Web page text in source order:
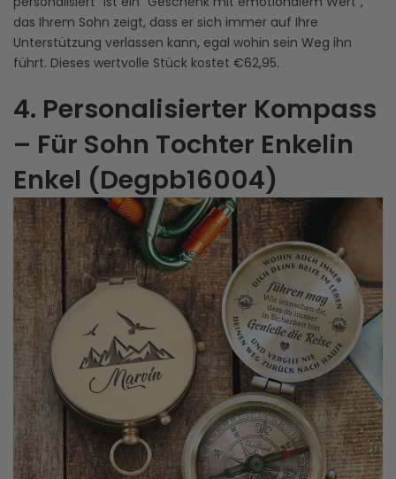
das Ihrem Sohn zeigt, dass er sich immer auf Ihre
Unterstützung verlassen kann, egal wohin sein Weg ihn
führt. Dieses wertvolle Stück kostet €62,95.
4. Personalisierter Kompass
– Für Sohn Tochter Enkelin
Enkel (Degpb16004)